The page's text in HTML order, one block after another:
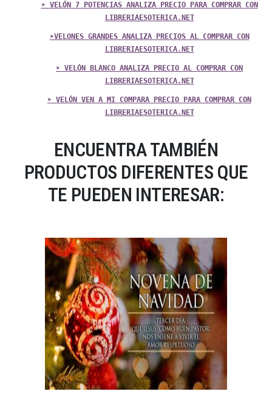
➤ VELÓN 7 POTENCIAS ANALIZA PRECIO PARA COMPRAR CON
LIBRERIAESOTERICA.NET
➤VELONES GRANDES ANALIZA PRECIOS AL COMPRAR CON
LIBRERIAESOTERICA.NET
➤ VELÓN BLANCO ANALIZA PRECIO AL COMPRAR CON
LIBRERIAESOTERICA.NET
➤ VELÓN VEN A MI COMPARA PRECIO PARA COMPRAR CON
LIBRERIAESOTERICA.NET
ENCUENTRA TAMBIÉN
PRODUCTOS DIFERENTES QUE
TE PUEDEN INTERESAR: